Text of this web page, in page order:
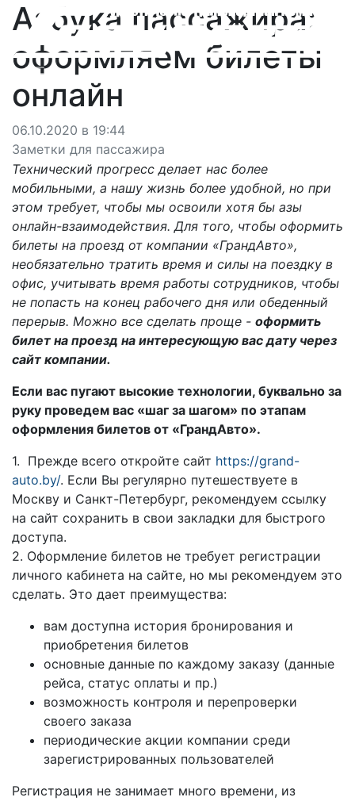
Азбука пассажира:
оформляем билеты
онлайн
06.10.2020 в 19:44
Заметки для пассажира
Технический прогресс делает нас более
мобильными, а нашу жизнь более удобной, но при
этом требует, чтобы мы освоили хотя бы азы
онлайн-взаимодействия. Для того, чтобы оформить
билеты на проезд от компании «ГрандАвто»,
необязательно тратить время и силы на поездку в
офис, учитывать время работы сотрудников, чтобы
не попасть на конец рабочего дня или обеденный
перерыв. Можно все сделать проще - оформить
билет на проезд на интересующую вас дату через
сайт компании.
Если вас пугают высокие технологии, буквально за
руку проведем вас «шаг за шагом» по этапам
оформления билетов от «ГрандАвто».
1. Прежде всего откройте сайт https://grand-
auto.by/. Если Вы регулярно путешествуете в
Москву и Санкт-Петербург, рекомендуем ссылку
на сайт сохранить в свои закладки для быстрого
доступа.
2. Оформление билетов не требует регистрации
личного кабинета на сайте, но мы рекомендуем это
сделать. Это дает преимущества:
вам доступна история бронирования и
приобретения билетов
основные данные по каждому заказу (данные
рейса, статус оплаты и пр.)
возможность контроля и перепроверки
своего заказа
периодические акции компании среди
зарегистрированных пользователей
Регистрация не занимает много времени, из